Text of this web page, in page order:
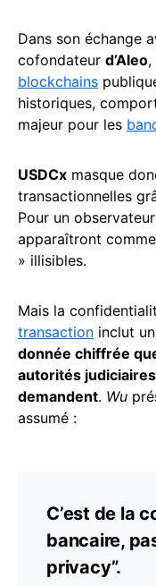
Dans son échange
cofondateur d’Aleo,
blockchains
historiques,
majeur pour les
USDCx masque
transactionnelles
Pour un
apparaîtront
» illisibles.
Mais la
transaction inclut un
donnée chiffrée
autorités
demandent. Wu
assumé :
C’est de la
bancaire,
privacy”.